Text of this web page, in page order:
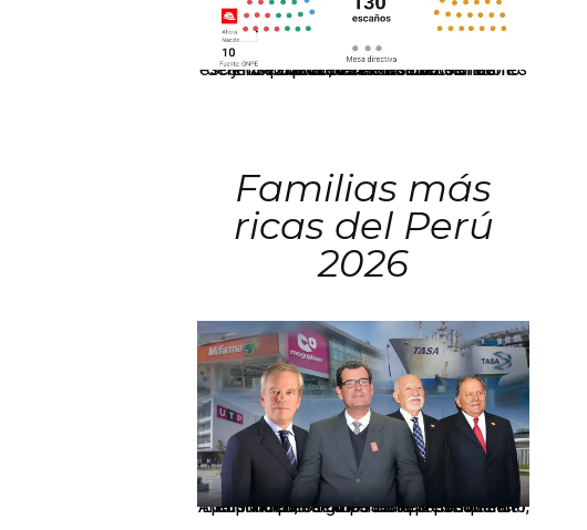
El JNE oficializó la distribución de escaños para la elección de 60 senadores y 130 diputados en las Elecciones Generales 2026, tras el restablecimiento de la Bicameralidad.
Familias más
ricas del Perú
2026
Los principales grupos empresariales del país mantienen una fuerte presencia en Áncash mediante inversiones en comercio, educación, salud e industria pesquera.